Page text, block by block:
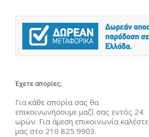
Έχετε απορίες;
Για κάθε απορία σας θα
επικοινωνήσουμε μαζί σας εντός 24
ωρών. Για άμεση επικοινωνία καλέστε
μας στο 210 825 9903.